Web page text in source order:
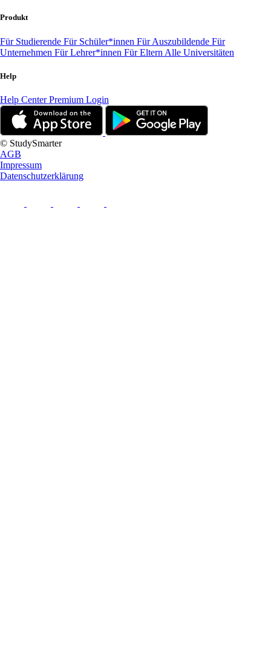
Produkt
Für Studierende Für Schüler*innen Für Auszubildende Für
Unternehmen Für Lehrer*innen Für Eltern Alle Universitäten
Help
Help CenterPremium Login
© StudySmarter
AGB
Impressum
Datenschutzerklärung